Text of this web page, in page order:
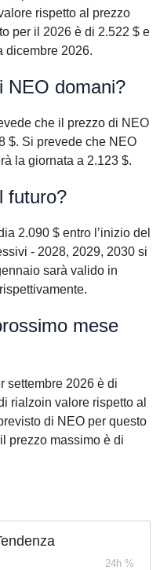
rispetto al prezzo
per il 2026 è di 2.522 $ e
dicembre 2026.
NEO domani?
che il prezzo di NEO
$. Si prevede che NEO
la giornata a 2.123 $.
futuro?
2.090 $ entro l’inizio del
- 2028, 2029, 2030 si
sarà valido in
mese
settembre 2026 è di
rialzoin valore rispetto al
di NEO per questo
prezzo massimo è di
24h %